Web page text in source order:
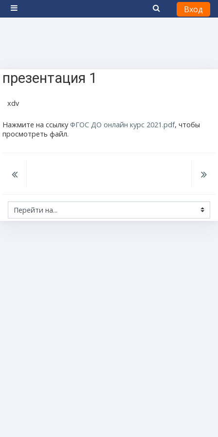
Боковая панель
Вход
презентация 1
xdv
Нажмите на ссылку ФГОС ДО онлайн курс 2021.pdf, чтобы
просмотреть файл.
Перейти на...